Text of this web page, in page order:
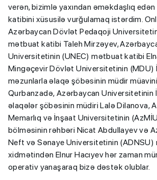
verən, bizimlə yaxından əməkdaşlıq
katibini xüsusilə vurğulamaq istərdim.
Azərbaycan Dövlət Pedaqoji
mətbuat katibi Taleh Mirzəyev,
Universitetinin (UNEC) mətbuat katibi
Mingəçevir Dövlət Universitetinin (MDU)
məzunlarla əlaqə şöbəsinin müdir
Qurbanzadə, Azərbaycan Universitetinin
əlaqələr şöbəsinin müdiri Lalə Dilanova,
Memarlıq və İnşaat Universitetinin
bölməsinin rəhbəri Nicat Abdullayev və
Neft və Sənaye Universitetinin (ADNSU)
xidmətindən Elnur Hacıyev hər zaman
operativ yanaşaraq bizə dəstək olublar.